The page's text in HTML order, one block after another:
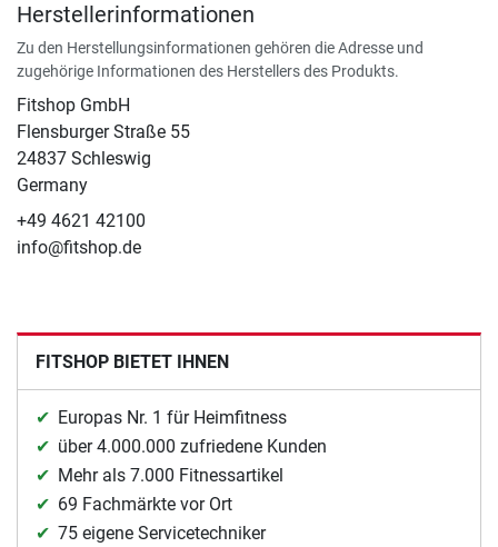
Herstellerinformationen
Zu den Herstellungsinformationen gehören die Adresse und
zugehörige Informationen des Herstellers des Produkts.
Fitshop GmbH
Flensburger Straße 55
24837 Schleswig
Germany
+49 4621 42100
info@fitshop.de
FITSHOP BIETET IHNEN
Europas Nr. 1 für Heimfitness
über 4.000.000 zufriedene Kunden
Mehr als 7.000 Fitnessartikel
69 Fachmärkte vor Ort
75 eigene Servicetechniker